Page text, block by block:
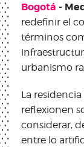
Bogotá -
redefinir el
términos
urbanismo
La
reflexionen
considerar,
entre lo